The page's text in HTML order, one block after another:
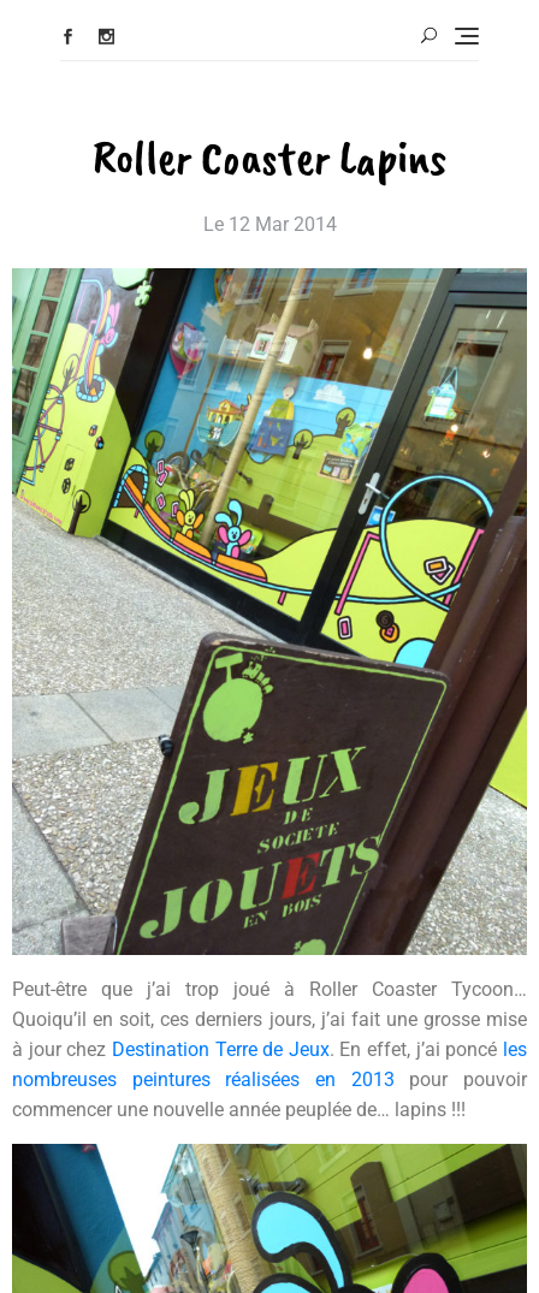
Roller Coaster Lapins
Le 12 Mar 2014
Peut-être que j’ai trop joué à Roller Coaster Tycoon…
Quoiqu’il en soit, ces derniers jours, j’ai fait une grosse mise
à jour chez Destination Terre de Jeux. En effet, j’ai poncé les
nombreuses peintures réalisées en 2013 pour pouvoir
commencer une nouvelle année peuplée de… lapins !!!